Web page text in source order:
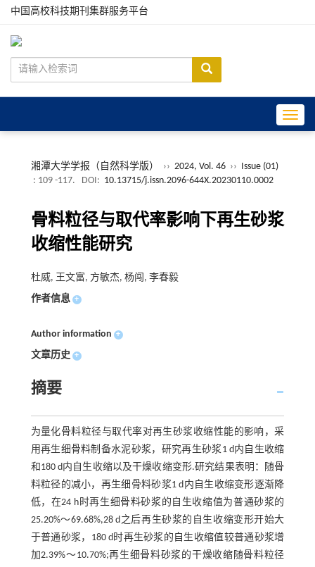
中国高校科技期刊集群服务平台
湘潭大学学报（自然科学版） ›› 2024, Vol. 46 ›› Issue (01)
: 109 -117.
DOI: 10.13715/j.issn.2096-644X.20230110.0002
骨料粒径与取代率影响下再生砂浆
收缩性能研究
杜威, 王文富, 方敏杰, 杨闯, 李春毅
作者信息 +
Author information +
文章历史 +
摘要
为量化骨料粒径与取代率对再生砂浆收缩性能的影响，采
用再生细骨料制备水泥砂浆，研究再生砂浆1 d内自生收缩
和180 d内自生收缩以及干燥收缩变形.研究结果表明：随骨
料粒径的减小，再生细骨料砂浆1 d内自生收缩变形逐渐降
低，在24 h时再生细骨料砂浆的自生收缩值为普通砂浆的
25.20%～69.68%,28 d之后再生砂浆的自生收缩变形开始大
于普通砂浆，180 d时再生砂浆的自生收缩值较普通砂浆增
加2.39%～10.70%;再生细骨料砂浆的干燥收缩随骨料粒径